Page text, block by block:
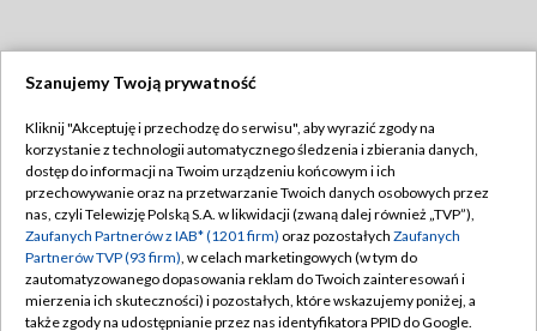
TVP
Abonament TVP
Emisja w TVP
Centrum informacji TVP
Naziemna Telewizja Cyfrowa
Regulamin TVP
Polityka prywatności
Moje zgody
Pomoc
Szanujemy Twoją prywatność
Kliknij "Akceptuję i przechodzę do serwisu", aby wyrazić zgody na
korzystanie z technologii automatycznego śledzenia i zbierania danych,
dostęp do informacji na Twoim urządzeniu końcowym i ich
przechowywanie oraz na przetwarzanie Twoich danych osobowych przez
nas, czyli Telewizję Polską S.A. w likwidacji (zwaną dalej również „TVP”),
Zaufanych Partnerów z IAB* (1201 firm) oraz pozostałych Zaufanych
Partnerów TVP (93 firm), w celach marketingowych (w tym do
zautomatyzowanego dopasowania reklam do Twoich zainteresowań i
mierzenia ich skuteczności) i pozostałych, które wskazujemy poniżej, a
także zgody na udostępnianie przez nas identyfikatora PPID do Google.